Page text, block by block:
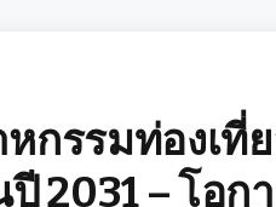
หกรรมท่องเ
2031 – โอ